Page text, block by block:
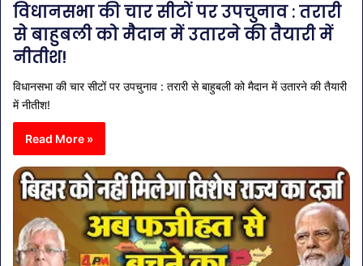
विधानसभा की चार सीटों पर उपचुनाव : तरारी
से बाहुबली को मैदान में उतारने की तैयारी में
नीतीश!
विधानसभा की चार सीटों पर उपचुनाव : तरारी से बाहुबली को मैदान में उतारने की तैयारी
में नीतीश!
Read More »